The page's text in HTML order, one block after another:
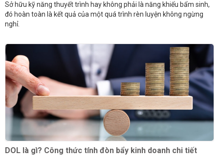
Sở hữu kỹ năng thuyết trình hay không phải là năng khiếu bẩm sinh,
đó hoàn toàn là kết quả của một quá trình rèn luyện không ngừng
nghỉ.
DOL là gì? Công thức tính đòn bẩy kinh doanh chi tiết